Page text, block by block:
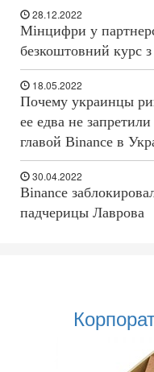
28.12.2022
Мінцифри у
безкоштовний курс
18.05.2022
Почему украинцы
ее едва не
главой Binance в
30.04.2022
Binance
падчерицы Лаврова